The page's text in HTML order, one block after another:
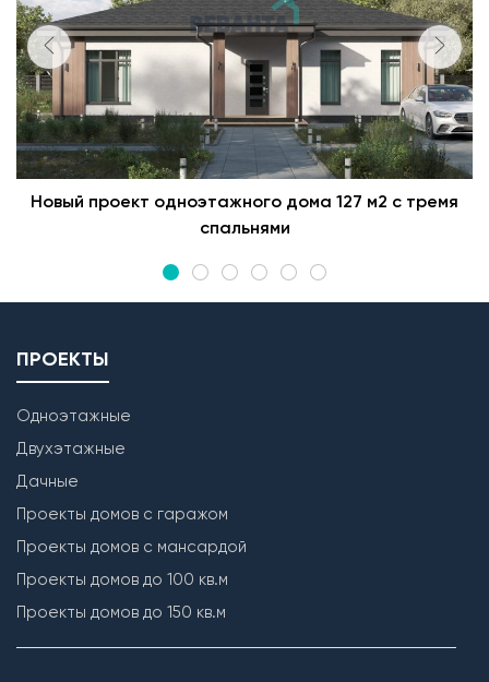
Новый проект одноэтажного дома 127 м2 с тремя
спальнями
ПРОЕКТЫ
Одноэтажные
Двухэтажные
Дачные
Проекты домов с гаражом
Проекты домов с мансардой
Проекты домов до 100 кв.м
Проекты домов до 150 кв.м